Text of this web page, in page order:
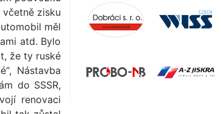
zisku
měl
atd. Bylo
že ty ruské
Nástavba
do SSSR,
renovaci